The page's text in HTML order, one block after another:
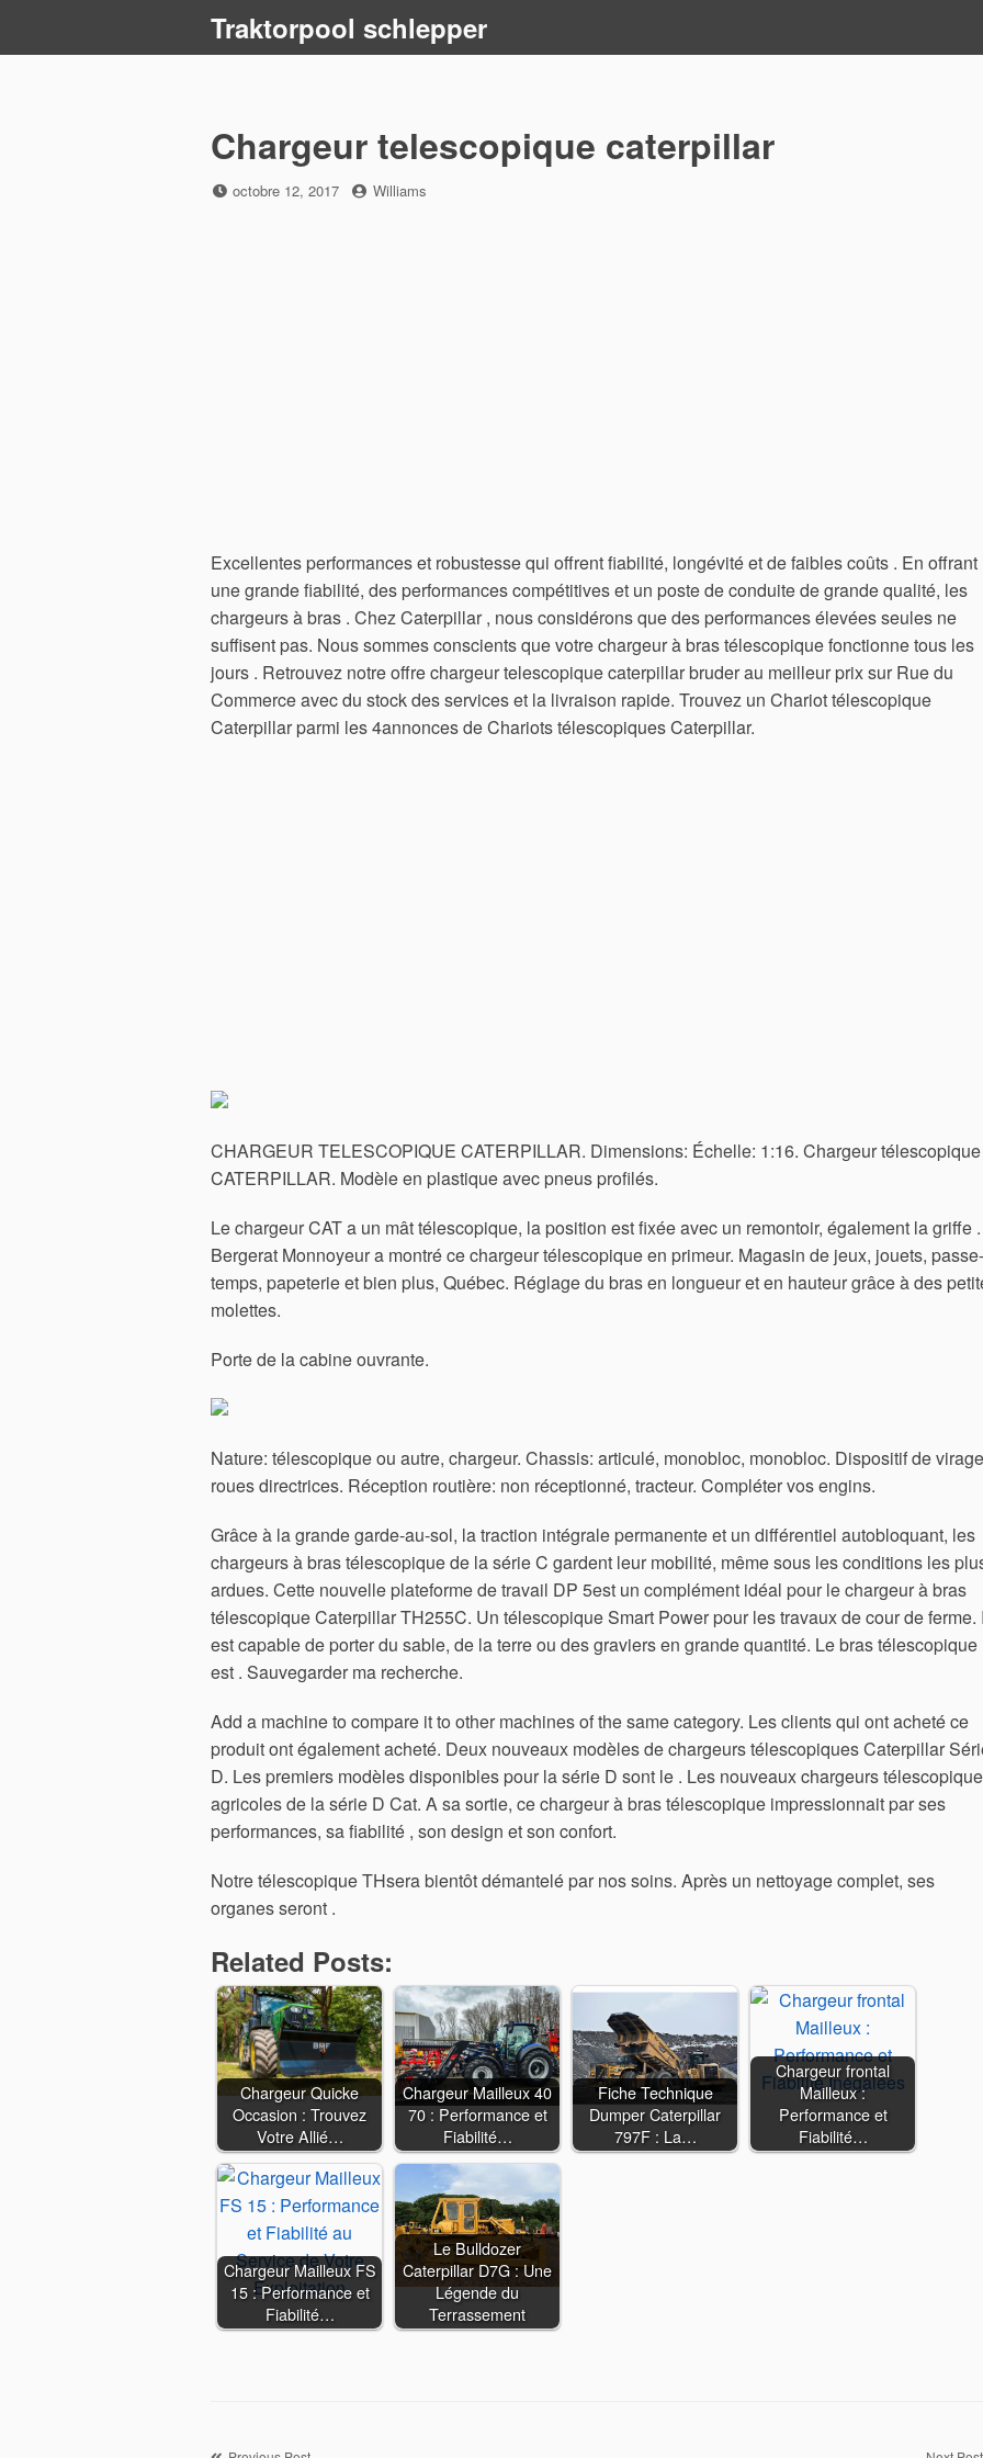
Traktorpool schlepper
Chargeur telescopique caterpillar
Posted
octobre 12, 2017 by
Williams
Excellentes performances et robustesse qui offrent fiabilité, longévité et de faibles coûts . En offrant
une grande fiabilité, des performances compétitives et un poste de conduite de grande qualité, les
chargeurs à bras . Chez Caterpillar , nous considérons que des performances élevées seules ne
suffisent pas. Nous sommes conscients que votre chargeur à bras télescopique fonctionne tous les
jours . Retrouvez notre offre chargeur telescopique caterpillar bruder au meilleur prix sur Rue du
Commerce avec du stock des services et la livraison rapide. Trouvez un Chariot télescopique
Caterpillar parmi les 4annonces de Chariots télescopiques Caterpillar.
CHARGEUR TELESCOPIQUE CATERPILLAR. Dimensions: Échelle: 1:16. Chargeur télescopique
CATERPILLAR. Modèle en plastique avec pneus profilés.
Le chargeur CAT a un mât télescopique, la position est fixée avec un remontoir, également la griffe .
Bergerat Monnoyeur a montré ce chargeur télescopique en primeur. Magasin de jeux, jouets, passe-
temps, papeterie et bien plus, Québec. Réglage du bras en longueur et en hauteur grâce à des
molettes.
Porte de la cabine ouvrante.
Nature: télescopique ou autre, chargeur. Chassis: articulé, monobloc, monobloc. Dispositif de virage
roues directrices. Réception routière: non réceptionné, tracteur. Compléter vos engins.
Grâce à la grande garde-au-sol, la traction intégrale permanente et un différentiel autobloquant, les
chargeurs à bras télescopique de la série C gardent leur mobilité, même sous les conditions les
ardues. Cette nouvelle plateforme de travail DP 5est un complément idéal pour le chargeur à bras
télescopique Caterpillar TH255C. Un télescopique Smart Power pour les travaux de cour de ferme.
est capable de porter du sable, de la terre ou des graviers en grande quantité. Le bras télescopique
est . Sauvegarder ma recherche.
Add a machine to compare it to other machines of the same category. Les clients qui ont acheté ce
produit ont également acheté. Deux nouveaux modèles de chargeurs télescopiques Caterpillar
D. Les premiers modèles disponibles pour la série D sont le . Les nouveaux chargeurs
agricoles de la série D Cat. A sa sortie, ce chargeur à bras télescopique impressionnait par ses
performances, sa fiabilité , son design et son confort.
Notre télescopique THsera bientôt démantelé par nos soins. Après un nettoyage complet, ses
organes seront .
Related Posts:
Chargeur Quicke
Occasion : Trouvez
Votre Allié…
Chargeur Mailleux 40
70 : Performance et
Fiabilité…
Fiche Technique
Dumper Caterpillar
797F : La…
Chargeur frontal
Mailleux :
Performance et
Fiabilité…
Chargeur Mailleux FS
15 : Performance et
Fiabilité…
Le Bulldozer
Caterpillar D7G : Une
Légende du
Terrassement